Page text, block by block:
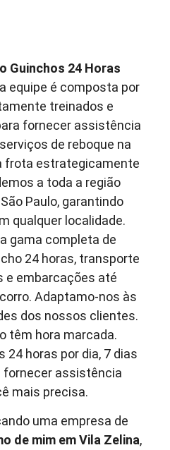
Guinchos 24 Horas
equipe é composta por
treinados e
fornecer assistência
de reboque na
frota estrategicamente
a toda a região
Paulo, garantindo
qualquer localidade.
gama completa de
24 horas, transporte
e embarcações até
Adaptamo-nos às
dos nossos clientes.
têm hora marcada.
24 horas por dia, 7 dias
fornecer assistência
mais precisa.
uma empresa de
de mim emVila Zelina,